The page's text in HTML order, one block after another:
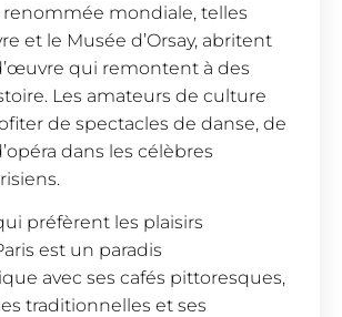
mondiale, telles
et le Musée d’Orsay, abritent
qui remontent à des
Les amateurs de culture
de spectacles de danse, de
dans les célèbres
préfèrent les plaisirs
est un paradis
avec ses cafés pittoresques,
traditionnelles et ses